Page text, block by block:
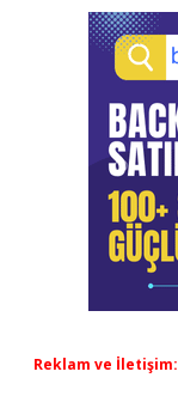
Reklam ve İletişim: